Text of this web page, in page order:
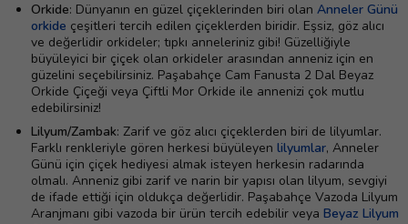
Orkide: Dünyanın en güzel çiçeklerinden biri olan Anneler Günü
orkide çeşitleri tercih edilen çiçeklerden biridir. Eşsiz, göz alıcı
ve değerlidir orkideler; tıpkı anneleriniz gibi! Güzelliğiyle
büyüleyici bir çiçek olan orkideler arasından anneniz için en
güzelini seçebilirsiniz. Paşabahçe Cam Fanusta 2 Dal Beyaz
Orkide Çiçeği veya Çiftli Mor Orkide ile annenizi çok mutlu
edebilirsiniz!
Lilyum/Zambak: Zarif ve göz alıcı çiçeklerden biri de lilyumlar.
Farklı renkleriyle gören herkesi büyüleyen lilyumlar, Anneler
Günü için çiçek hediyesi almak isteyen herkesin radarında
olmalı. Anneniz gibi zarif ve narin bir yapısı olan lilyum, sevgiyi
de ifade ettiği için oldukça değerlidir. Paşabahçe Vazoda Lilyum
Aranjmanı gibi vazoda bir ürün tercih edebilir veya Beyaz Lilyum